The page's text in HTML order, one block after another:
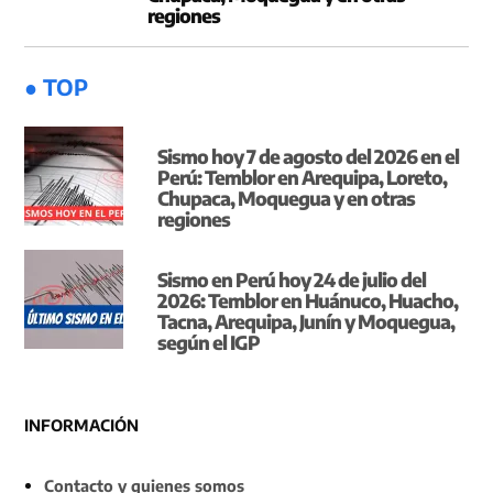
regiones
● TOP
Sismo hoy 7 de agosto del 2026 en el
Perú: Temblor en Arequipa, Loreto,
Chupaca, Moquegua y en otras
regiones
Sismo en Perú hoy 24 de julio del
2026: Temblor en Huánuco, Huacho,
Tacna, Arequipa, Junín y Moquegua,
según el IGP
INFORMACIÓN
Contacto y quienes somos